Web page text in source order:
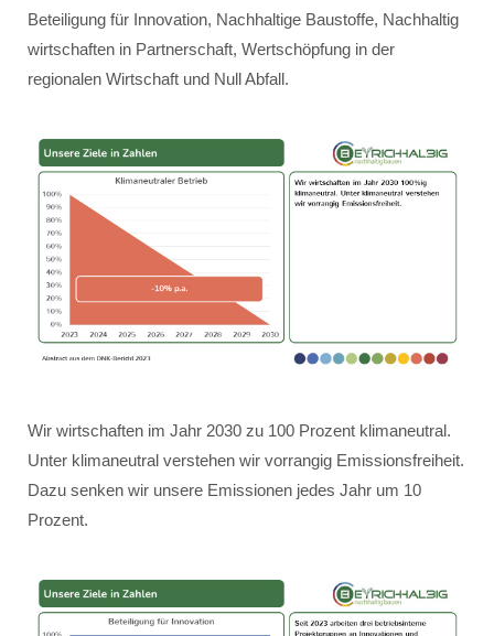
Beteiligung für Innovation, Nachhaltige Baustoffe, Nachhaltig
wirtschaften in Partnerschaft, Wertschöpfung in der
regionalen Wirtschaft und Null Abfall.
Wir wirtschaften im Jahr 2030 zu 100 Prozent klimaneutral.
Unter klimaneutral verstehen wir vorrangig Emissionsfreiheit.
Dazu senken wir unsere Emissionen jedes Jahr um 10
Prozent.